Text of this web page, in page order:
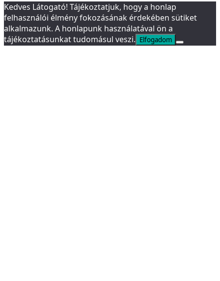
Kedves Látogató! Tájékoztatjuk, hogy a honlap
felhasználói élmény fokozásának érdekében sütiket
alkalmazunk. A honlapunk használatával ön a
tájékoztatásunkat tudomásul veszi. Elfogadom